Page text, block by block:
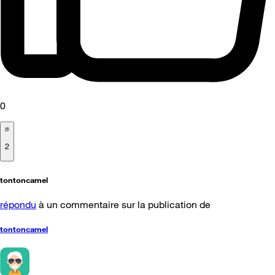
0
2
tontoncamel
répondu à un commentaire sur la publication de
tontoncamel